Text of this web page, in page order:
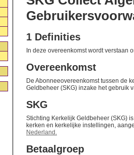
1 Definities
In deze overeenkomst wordt verstaan
Overeenkomst
De Abonneeovereenkomst tussen de
Geldbeheer (SKG) inzake het gebruik
SKG
Stichting Kerkelijk Geldbeheer (SKG)
kerken en kerkelijke instellingen,
Nederland .
Betaalgroep